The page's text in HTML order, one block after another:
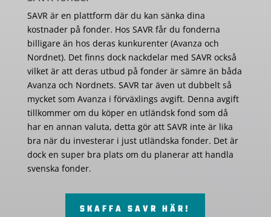
SAVR är en plattform där du kan sänka dina
kostnader på fonder. Hos SAVR får du fonderna
billigare än hos deras kunkurenter (Avanza och
Nordnet). Det finns dock nackdelar med SAVR också
vilket är att deras utbud på fonder är sämre än båda
Avanza och Nordnets. SAVR tar även ut dubbelt så
mycket som Avanza i förväxlings avgift. Denna avgift
tillkommer om du köper en utländsk fond som då
har en annan valuta, detta gör att SAVR inte är lika
bra när du investerar i just utländska fonder. Det är
dock en super bra plats om du planerar att handla
svenska fonder.
SKAFFA SAVR HÄR!